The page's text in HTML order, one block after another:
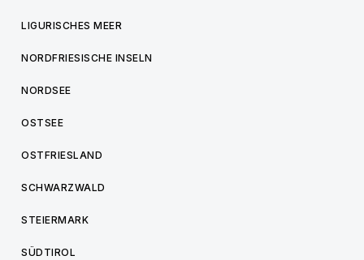
LIGURISCHES MEER
NORDFRIESISCHE INSELN
NORDSEE
OSTSEE
OSTFRIESLAND
SCHWARZWALD
STEIERMARK
SÜDTIROL